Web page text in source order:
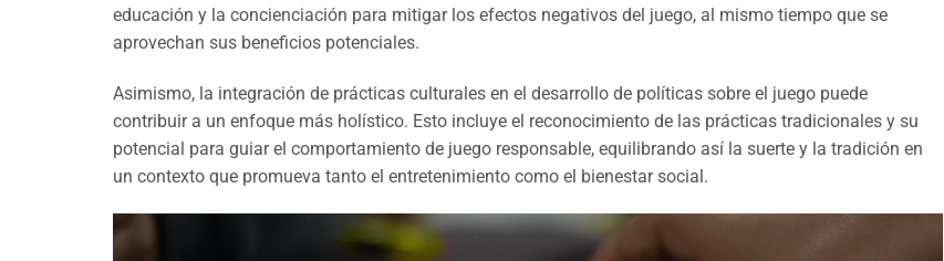
educación y la concienciación para mitigar los efectos negativos del juego, al mismo tiempo que se
aprovechan sus beneficios potenciales.
Asimismo, la integración de prácticas culturales en el desarrollo de políticas sobre el juego puede
contribuir a un enfoque más holístico. Esto incluye el reconocimiento de las prácticas tradicionales y su
potencial para guiar el comportamiento de juego responsable, equilibrando así la suerte y la tradición en
un contexto que promueva tanto el entretenimiento como el bienestar social.